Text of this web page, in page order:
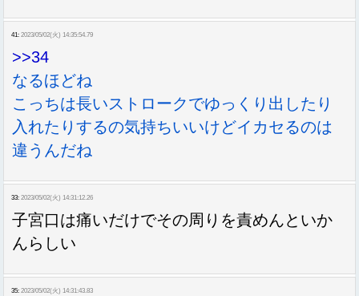
41: 2023/05/02(火) 14:35:54.79
>>34
なるほどね
こっちは長いストロークでゆっくり出したり
入れたりするの気持ちいいけどイカセるのは
違うんだね
33: 2023/05/02(火) 14:31:12.26
子宮口は痛いだけでその周りを責めんといか
んらしい
35: 2023/05/02(火) 14:31:43.83